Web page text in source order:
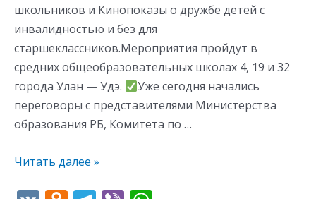
школьников и Кинопоказы о дружбе детей с
инвалидностью и без для
старшеклассников.Мероприятия пройдут в
средних общеобразовательных школах 4, 19 и 32
города Улан — Удэ.
Уже сегодня начались
переговоры с представителями Министерства
образования РБ, Комитета по …
Читать далее »